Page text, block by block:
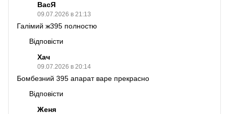
ВасЯ
09.07.2026 в 21:13
Галімий ж395 полностю
Відповісти
Хач
09.07.2026 в 20:14
Бомбезний 395 апарат варе прекрасно
Відповісти
Женя